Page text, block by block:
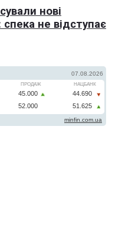
нові
не відступає